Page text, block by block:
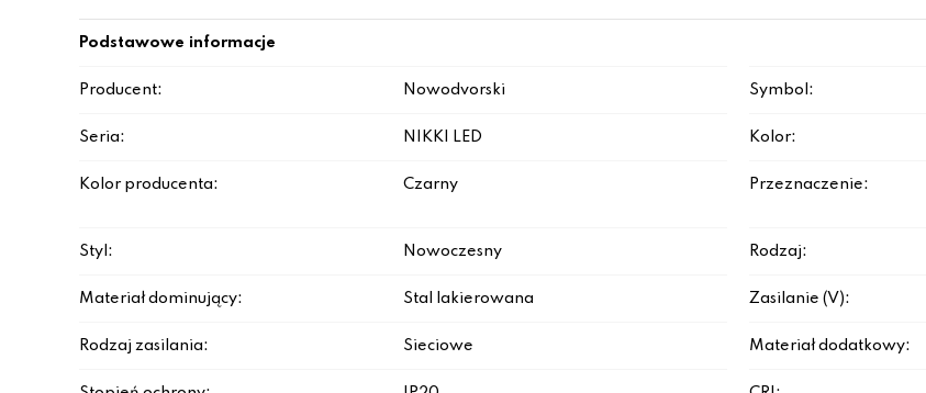
Podstawowe informacje
Producent: Nowodvorski Symbol:
Seria: NIKKI LED Kolor:
Kolor producenta: Czarny Przeznaczenie:
Styl: Nowoczesny Rodzaj:
Materiał dominujący: Stal lakierowana Zasilanie (V):
Rodzaj zasilania: Sieciowe Materiał dodatkowy: